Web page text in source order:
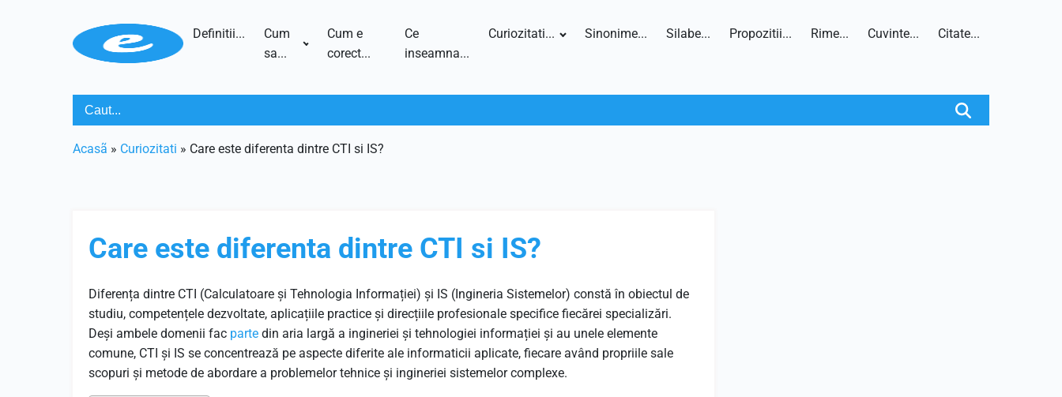
Definitii...
Cum
sa...
Cum e
corect...
Ce
inseamna...
Curiozitati... Sinonime... Silabe... Propozitii... Rime... Cuvinte... Citate...
Acasã » Curiozitati » Care este diferenta dintre CTI si IS?
Care este diferenta dintre CTI si IS?
Diferența dintre CTI (Calculatoare și Tehnologia Informației) și IS (Ingineria Sistemelor) constă în obiectul de
studiu, competențele dezvoltate, aplicațiile practice și direcțiile profesionale specifice fiecărei specializări.
Deși ambele domenii fac parte din aria largă a ingineriei și tehnologiei informației și au unele elemente
comune, CTI și IS se concentrează pe aspecte diferite ale informaticii aplicate, fiecare având propriile sale
scopuri și metode de abordare a problemelor tehnice și ingineriei sistemelor complexe.